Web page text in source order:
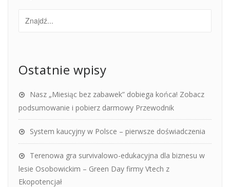
Ostatnie wpisy
Nasz „Miesiąc bez zabawek” dobiega końca! Zobacz
podsumowanie i pobierz darmowy Przewodnik
System kaucyjny w Polsce – pierwsze doświadczenia
Terenowa gra survivalowo-edukacyjna dla biznesu w
lesie Osobowickim – Green Day firmy Vtech z
Ekopotencjał